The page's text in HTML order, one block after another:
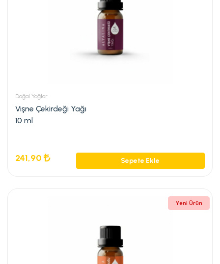
Doğal Yağlar
Vişne Çekirdeği Yağı
10 ml
241,90 Sepete Ekle
Yeni Ürün